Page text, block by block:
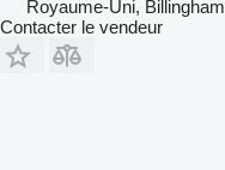
Royaume-Uni, Billingham
Contacter le vendeur